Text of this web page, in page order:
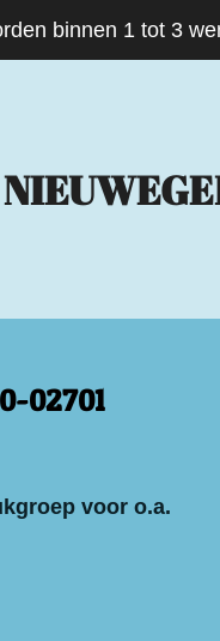
binnen 1 tot 3
02701
voor o.a.